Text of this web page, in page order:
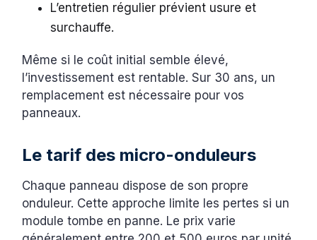
L’entretien régulier prévient usure et
surchauffe.
Même si le coût initial semble élevé,
l’investissement est rentable. Sur 30 ans, un
remplacement est nécessaire pour vos
panneaux.
Le tarif des micro-onduleurs
Chaque panneau dispose de son propre
onduleur. Cette approche limite les pertes si un
module tombe en panne. Le prix varie